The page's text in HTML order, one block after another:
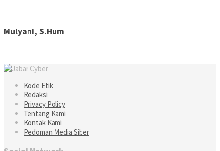
Mulyani, S.Hum
Kode Etik
Redaksi
Privacy Policy
Tentang Kami
Kontak Kami
Pedoman Media Siber